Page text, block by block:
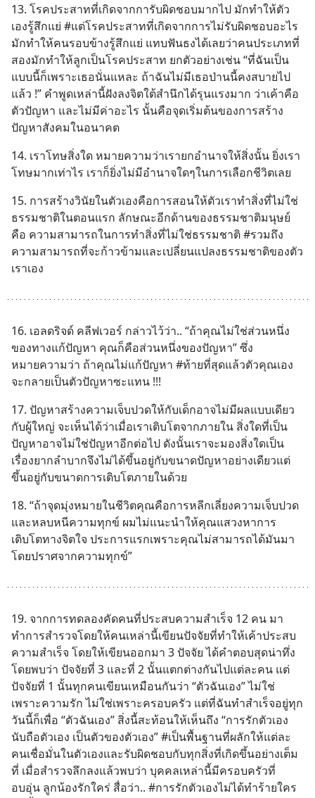
13. โรคประสาทที่เกิดจากการับผิดชอบมากไป มักทำให้ตัว
เองรู้สึกแย่ #แต่โรคประสาทที่เกิดจากการไม่รับผิดชอบอะไร
มักทำให้คนรอบข้างรู้สึกแย่ แทบฟันธงได้เลยว่าคนประเภทที่
สองมักทำให้ลูกเป็นโรคประสาท ยกตัวอย่างเช่น “ที่ฉันเป็น
แบบนี้ก็เพราะเธอนั่นแหละ ถ้าฉันไม่มีเธอป่านนี้คงสบายไป
แล้ว !” คำพูดเหล่านี้ฝังลงจิตใต้สำนึกได้รุนแรงมาก ว่าเค้าคือ
ตัวปัญหา และไม่มีค่าอะไร นั้นคือจุดเริ่มต้นของการสร้าง
ปัญหาสังคมในอนาคต
14. เราโทษสิ่งใด หมายความว่าเรายกอำนาจให้สิ่งนั้น ยิ่งเรา
โทษมากเท่าไร เราก็ยิ่งไม่มีอำนาจใดๆในการเลือกชีวิตเลย
15. การสร้างวินัยในตัวเองคือการสอนให้ตัวเราทำสิ่งที่ไม่ใช่
ธรรมชาติในตอนแรก ลักษณะอีกด้านของธรรมชาติมนุษย์
คือ ความสามารถในการทำสิ่งที่ไม่ใช่ธรรมชาติ #รวมถึง
ความสามารถที่จะก้าวข้ามและเปลี่ยนแปลงธรรมชาติของตัว
เราเอง
16. เอลดริจด์ คลีฟเวอร์ กล่าวไว้ว่า.. “ถ้าคุณไม่ใช่ส่วนหนึ่ง
ของทางแก้ปัญหา คุณก็คือส่วนหนึ่งของปัญหา” ซึ่ง
หมายความว่า ถ้าคุณไม่แก้ปัญหา #ท้ายที่สุดแล้วตัวคุณเอง
จะกลายเป็นตัวปัญหาซะแทน !!!
17. ปัญหาสร้างความเจ็บปวดให้กับเด็กอาจไม่มีผลแบบเดียว
กับผู้ใหญ่ จะเห็นได้ว่าเมื่อเราเติบโตจากภายใน สิ่งใดที่เป็น
ปัญหาอาจไม่ใช่ปัญหาอีกต่อไป ดังนั้นเราจะมองสิ่งใดเป็น
เรื่องยากลำบากจึงไม่ได้ขึ้นอยู่กับขนาดปัญหาอย่างเดียวแต่
ขึ้นอยู่กับขนาดการเติบโตภายในด้วย
18. “ถ้าจุดมุ่งหมายในชีวิตคุณคือการหลีกเลี่ยงความเจ็บปวด
และหลบหนีความทุกข์ ผมไม่แนะนำให้คุณแสวงหาการ
เติบโตทางจิตใจ ประการแรกเพราะคุณไม่สามารถได้มันมา
โดยปราศจากความทุกข์”
19. จากการทดลองคัดคนที่ประสบความสำเร็จ 12 คน มา
ทำการสำรวจโดยให้คนเหล่านี้เขียนปัจจัยที่ทำให้เค้าประสบ
ความสำเร็จ โดยให้เขียนออกมา 3 ปัจจัย ได้คำตอบสุดน่าทึ่ง
โดยพบว่า ปัจจัยที่ 3 และที่ 2 นั้นแตกต่างกันไปแต่ละคน แต่
ปัจจัยที่ 1 นั้นทุกคนเขียนเหมือนกันว่า “ตัวฉันเอง” ไม่ใช่
เพราะความรัก ไม่ใช่เพราะครอบครัว แต่ที่ฉันทำสำเร็จอยู่ทุก
วันนี้ก็เพื่อ “ตัวฉันเอง” สิ่งนี้สะท้อนให้เห็นถึง “การรักตัวเอง
นับถือตัวเอง เป็นตัวของตัวเอง” #เป็นพื้นฐานที่ผลักให้แต่ละ
คนเชื่อมั่นในตัวเองและรับผิดชอบกับทุกสิ่งที่เกิดขึ้นอย่างเต็ม
ที่ เมื่อสำรวจลึกลงแล้วพบว่า บุคคลเหล่านี้มีครอบครัวที่
อบอุ่น ลูกน้องรักใคร่ สื่อว่า.. #การรักตัวเองไม่ได้ทำร้ายใคร